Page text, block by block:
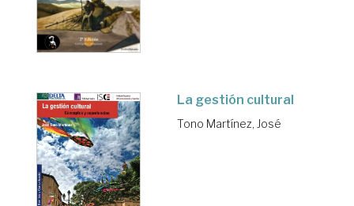
La gestión cultural
Tono Martínez, José